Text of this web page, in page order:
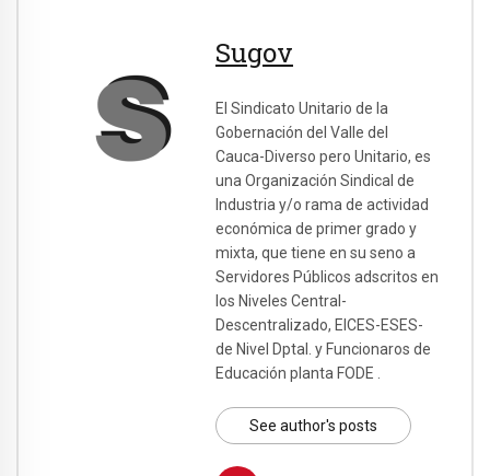
Sugov
El Sindicato Unitario de la
Gobernación del Valle del
Cauca-Diverso pero Unitario, es
una Organización Sindical de
Industria y/o rama de actividad
económica de primer grado y
mixta, que tiene en su seno a
Servidores Públicos adscritos en
los Niveles Central-
Descentralizado, EICES-ESES-
de Nivel Dptal. y Funcionaros de
Educación planta FODE .
See author's posts